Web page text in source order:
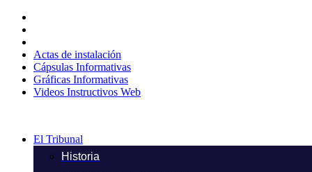
contenido
Actas de instalación
Cápsulas Informativas
Gráficas Informativas
Videos Instructivos Web
El Tribunal
Historia